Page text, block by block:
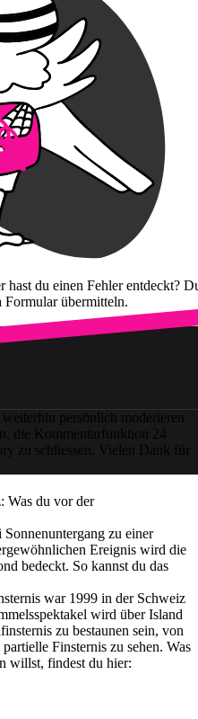
hast du einen Fehler entdeckt?
Formular übermitteln.
persönlich moderieren
die Kommentarfunktion 24
zu schliessen. Vielen Dank für
Was du vor der
zu einer
Ereignis wird die
bedeckt. So kannst du das
war 1999 in der Schweiz
wird über Island
zu bestaunen sein, von
Finsternis zu sehen. Was
willst, findest du hier: